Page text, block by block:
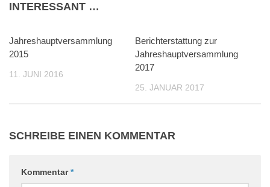
INTERESSANT …
Jahreshauptversammlung
2015
11. JUNI 2016
Berichterstattung zur
Jahreshauptversammlung
2017
25. JANUAR 2017
SCHREIBE EINEN KOMMENTAR
Kommentar*